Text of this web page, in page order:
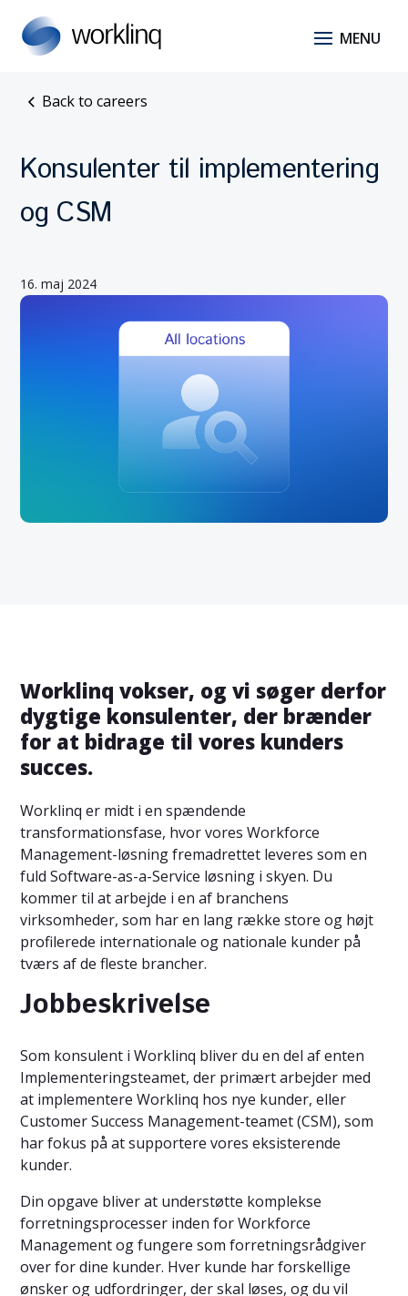
Back to careers
Konsulenter til implementering
og CSM
16. maj 2024
Worklinq vokser, og vi søger derfor
dygtige konsulenter, der brænder
for at bidrage til vores kunders
succes.
Worklinq er midt i en spændende
transformationsfase, hvor vores Workforce
Management-løsning fremadrettet leveres som en
fuld Software-as-a-Service løsning i skyen. Du
kommer til at arbejde i en af branchens
virksomheder, som har en lang række store og højt
profilerede internationale og nationale kunder på
tværs af de fleste brancher.
Jobbeskrivelse
Som konsulent i Worklinq bliver du en del af enten
Implementeringsteamet, der primært arbejder med
at implementere Worklinq hos nye kunder, eller
Customer Success Management-teamet (CSM), som
har fokus på at supportere vores eksisterende
kunder.
Din opgave bliver at understøtte komplekse
forretningsprocesser inden for Workforce
Management og fungere som forretningsrådgiver
over for dine kunder. Hver kunde har forskellige
ønsker og udfordringer, der skal løses, og du vil